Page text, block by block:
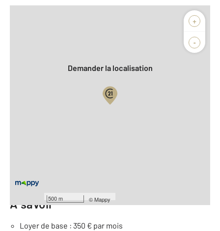
+
-
500 m ©Mappy
Demander la localisation
À savoir
Loyer de base : 350 € par mois